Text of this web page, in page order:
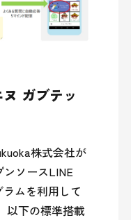
ガブテッ
株式会社が
ソースLINE
ラムを利用して
以下の標準搭載